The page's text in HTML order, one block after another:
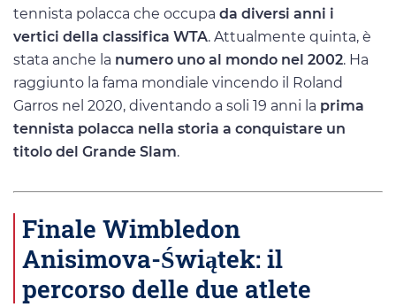
tennista polacca che occupa da diversi anni i
vertici della classifica WTA. Attualmente quinta, è
stata anche la numero uno al mondo nel 2002. Ha
raggiunto la fama mondiale vincendo il Roland
Garros nel 2020, diventando a soli 19 anni la prima
tennista polacca nella storia a conquistare un
titolo del Grande Slam.
Finale Wimbledon
Anisimova-Świątek: il
percorso delle due atlete